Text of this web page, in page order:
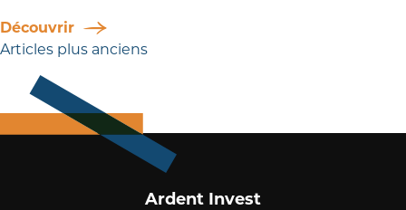
Découvrir
Navigation
des
articles
Articles plus anciens
Ardent Invest